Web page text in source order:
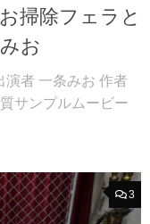
掃除フェラと
お
演者 一条みお 作者
サンプルムービー
3